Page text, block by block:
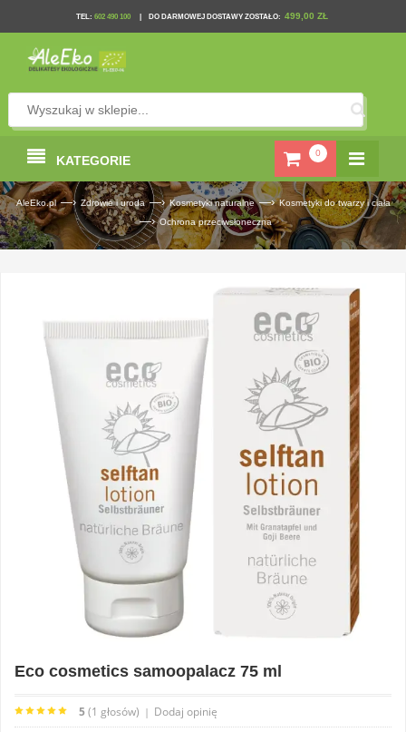
TEL: 602 490 100 DO DARMOWEJ DOSTAWY ZOSTAŁO: 499,00 ZŁ
0
KATEGORIE
AleEko.pl —› Zdrowie i uroda —› Kosmetyki naturalne —› Kosmetyki do twarzy i ciała
—› Ochrona przeciwsłoneczna
Eco cosmetics samoopalacz 75 ml
5(1 głosów) | Dodaj opinię